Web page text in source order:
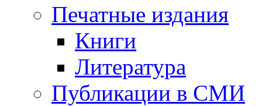
Печатные издания
Книги
Литература
Публикации в СМИ